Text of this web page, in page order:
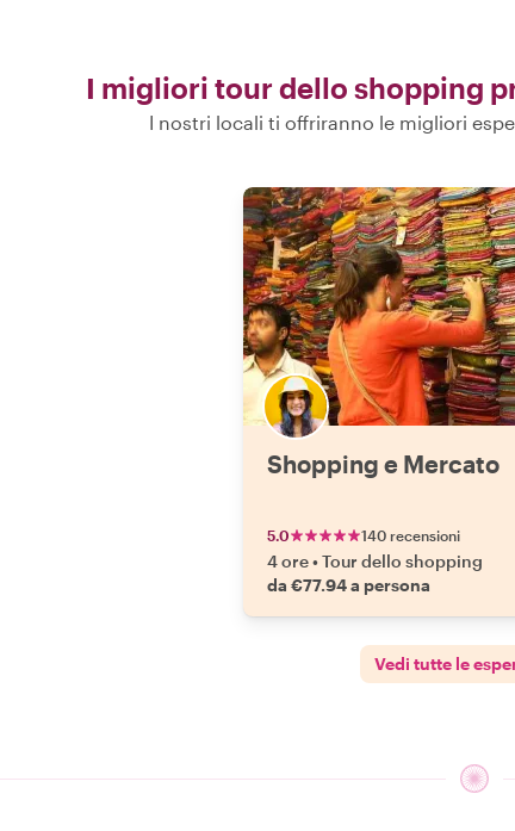
I migliori tour dello shopping
I nostri locali ti offriranno le migliori
Shopping e Mercato
5.0 140 recensioni
4 ore•Tour dello shopping
da €77.94 a persona
Vedi tutte le